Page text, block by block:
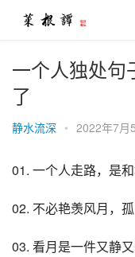
一个人独处句
了
静水流深 • 2022年7月
01. 一个人走路，是
02. 不必艳羡风月，
03. 看月是一件又静